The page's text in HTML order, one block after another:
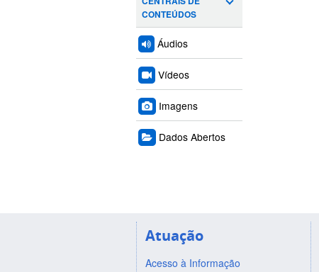
CONTEÚDOS
Áudios
Vídeos
Imagens
Dados Abertos
Atuação
Acesso à Informação